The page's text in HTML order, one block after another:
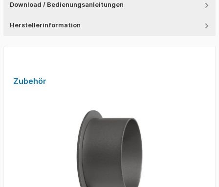
Download / Bedienungsanleitungen
Herstellerinformation
Zubehör